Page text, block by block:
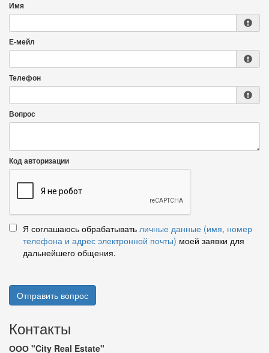
Имя
Е-мейл
Телефон
Вопрос
Код авторизации
Я соглашаюсь обрабатывать личные данные (имя, номер
телефона и адрес электронной почты) моей заявки для
дальнейшего общения.
Отправить вопрос
Контакты
ООО "City Real Estate"